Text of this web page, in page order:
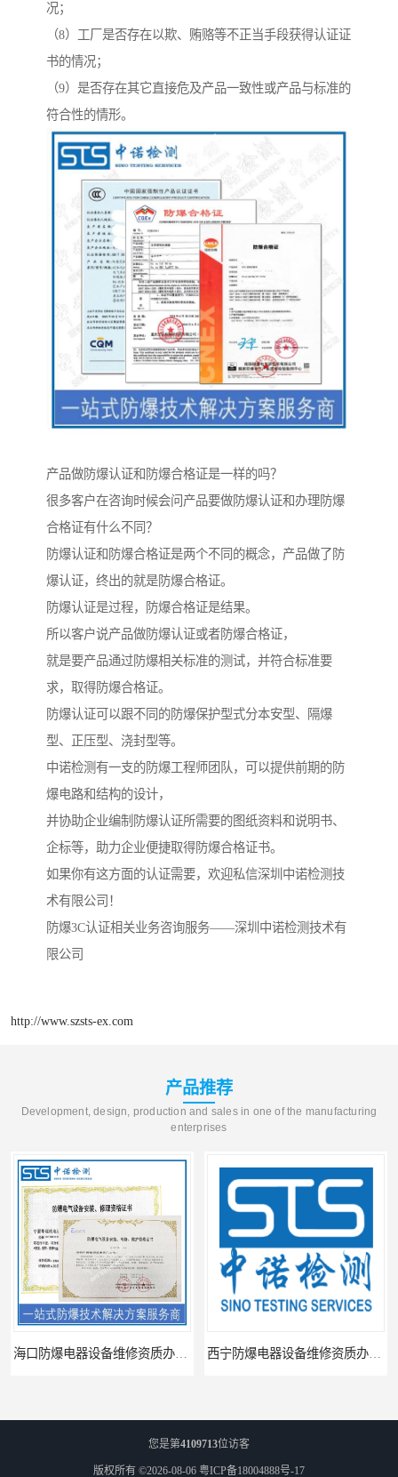
况；
（8）工厂是否存在以欺、贿赂等不正当手段获得认证证
书的情况；
（9）是否存在其它直接危及产品一致性或产品与标准的
符合性的情形。
产品做防爆认证和防爆合格证是一样的吗？
很多客户在咨询时候会问产品要做防爆认证和办理防爆
合格证有什么不同？
防爆认证和防爆合格证是两个不同的概念，产品做了防
爆认证，终出的就是防爆合格证。
防爆认证是过程，防爆合格证是结果。
所以客户说产品做防爆认证或者防爆合格证，
就是要产品通过防爆相关标准的测试，并符合标准要
求，取得防爆合格证。
防爆认证可以跟不同的防爆保护型式分本安型、隔爆
型、正压型、浇封型等。
中诺检测有一支的防爆工程师团队，可以提供前期的防
爆电路和结构的设计，
并协助企业编制防爆认证所需要的图纸资料和说明书、
企标等，助力企业便捷取得防爆合格证书。
如果你有这方面的认证需要，欢迎私信深圳中诺检测技
术有限公司！
防爆3C认证相关业务咨询服务——深圳中诺检测技术有
限公司
http://www.szsts-ex.com
产品推荐
Development, design, production and sales in one of the manufacturing
enterprises
您是第4109713位访客
版权所有 ©2026-08-06 粤ICP备18004888号-17